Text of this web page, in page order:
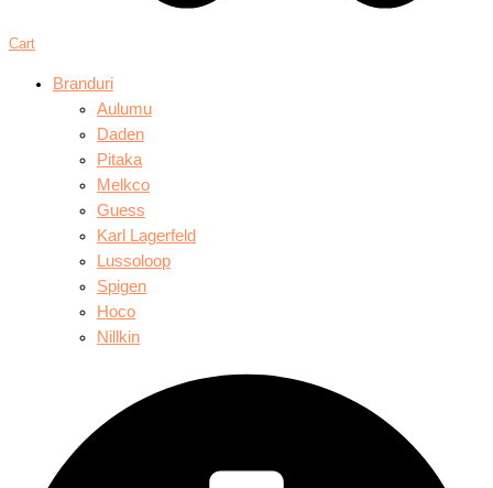
Cart
Branduri
Aulumu
Daden
Pitaka
Melkco
Guess
Karl Lagerfeld
Lussoloop
Spigen
Hoco
Nillkin